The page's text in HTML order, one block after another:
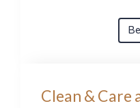
Clean & Care